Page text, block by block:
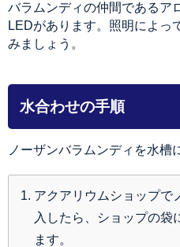
バラムンディの仲間であるア
LEDがあります。照明によっ
みましょう。
水合わせの手順
ノーザンバラムンディを水槽
アクアリウムショップで
入したら、ショップの袋
ます。